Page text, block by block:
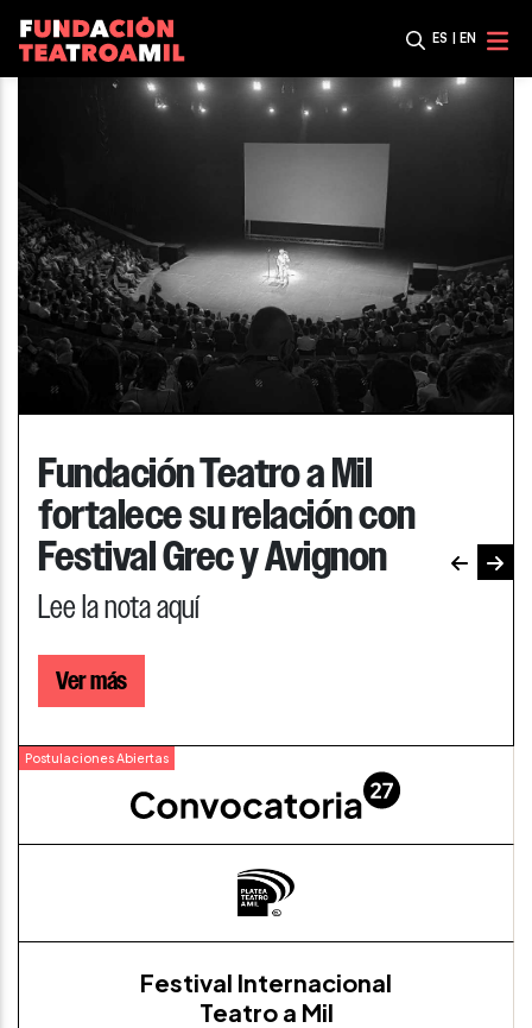
ES EN
Fundación Teatro a Mil
fortalece su relación con
Festival Grec y Avignon
Lee la nota aquí
Ver más
Postulaciones Abiertas
Festival Internacional
Teatro a Mil